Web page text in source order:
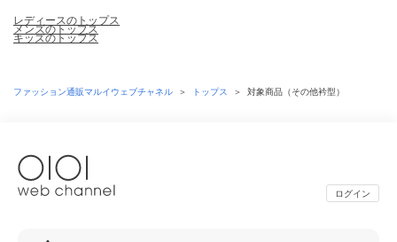
レディースのトップス
メンズのトップス
キッズのトップス
ファッション通販マルイウェブチャネル ＞ トップス ＞ 対象商品（その他衿型）
ログイン